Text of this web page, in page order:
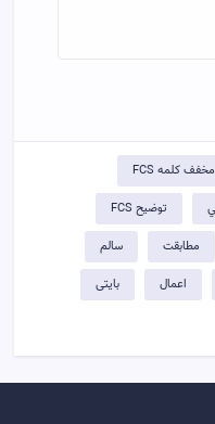
مخفف کلمه FCS
توضيح FCS
مطابقت سالم
اعمال بایتی